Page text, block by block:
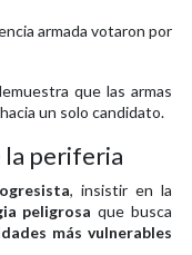
armada votaron por
que las armas
un solo candidato.
periferia
, insistir en la
peligrosaque busca
más vulnerables